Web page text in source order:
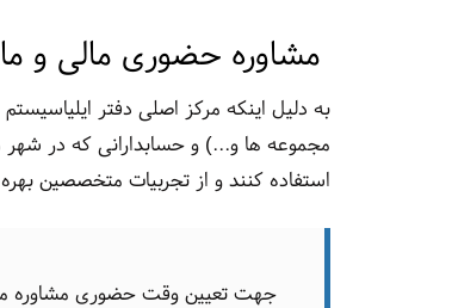
مشاوره حضوری مالی و
به دلیل اینکه مرکز اصلی دفتر
مجموعه ها و...) و حسابدارانی که در شهر
استفاده کنند و از تجربیات متخصصین
جهت تعیین وقت حضوری مشاوره مالی و